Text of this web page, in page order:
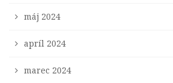
máj 2024
apríl 2024
marec 2024